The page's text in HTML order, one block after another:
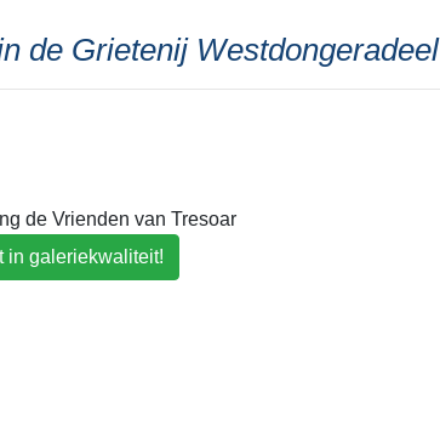
de Grietenij Westdongeradeel
de Vrienden van Tresoar
in galeriekwaliteit!